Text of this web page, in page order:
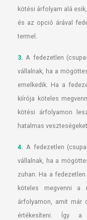
kötési árfolyam alá
és az opció árával
termel.
3. A fedezetlen
vállalnak, ha a
emelkedik. Ha a
kiírója köteles
kötési árfolyamon
hatalmas
4. A fedezetlen
vállalnak, ha a
zuhan. Ha a
köteles megvenni a
árfolyamon, amit már
értékesíteni. Így a